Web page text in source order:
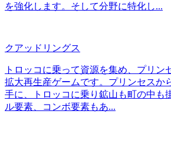
を強化します。そして分野に特化し...
クアッドリングス
トロッコに乗って資源を集め、プリン
拡大再生産ゲームです。プリンセスか
手に、トロッコに乗り鉱山も町の中も
ル要素、コンボ要素もあ...